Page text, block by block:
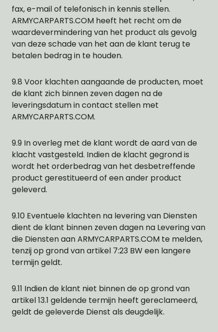
fax, e-mail of telefonisch in kennis stellen.
ARMYCARPARTS.COM heeft het recht om de
waardevermindering van het product als gevolg
van deze schade van het aan de klant terug te
betalen bedrag in te houden.
9.8 Voor klachten aangaande de producten, moet
de klant zich binnen zeven dagen na de
leveringsdatum in contact stellen met
ARMYCARPARTS.COM.
9.9 In overleg met de klant wordt de aard van de
klacht vastgesteld. Indien de klacht gegrond is
wordt het orderbedrag van het desbetreffende
product gerestitueerd of een ander product
geleverd.
9.10 Eventuele klachten na levering van Diensten
dient de klant binnen zeven dagen na Levering van
die Diensten aan ARMYCARPARTS.COM te melden,
tenzij op grond van artikel 7:23 BW een langere
termijn geldt.
9.11 Indien de klant niet binnen de op grond van
artikel 13.1 geldende termijn heeft gereclameerd,
geldt de geleverde Dienst als deugdelijk.